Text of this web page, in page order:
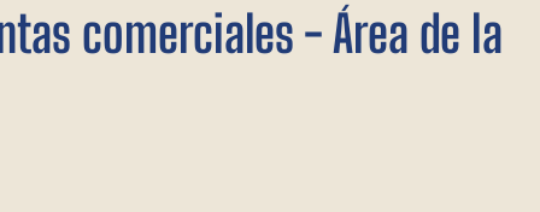
comerciales - Área de la